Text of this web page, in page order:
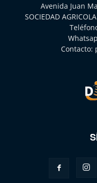
Avenida Juan
SOCIEDAD
Contacto: